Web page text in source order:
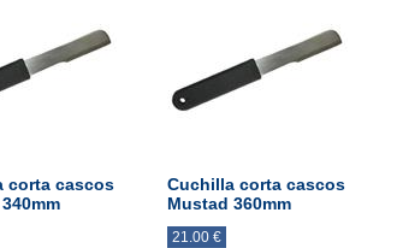
corta cascos
Cuchilla corta cascos
Mustad 360mm
21.00 €